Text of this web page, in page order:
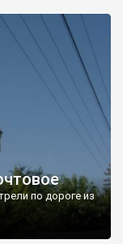
по дороге из